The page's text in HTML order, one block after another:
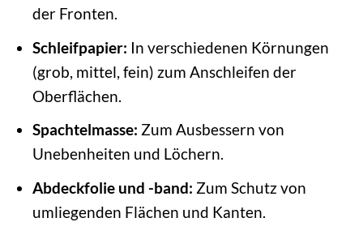
der Fronten.
Schleifpapier: In verschiedenen Körnungen
(grob, mittel, fein) zum Anschleifen der
Oberflächen.
Spachtelmasse: Zum Ausbessern von
Unebenheiten und Löchern.
Abdeckfolie und -band: Zum Schutz von
umliegenden Flächen und Kanten.